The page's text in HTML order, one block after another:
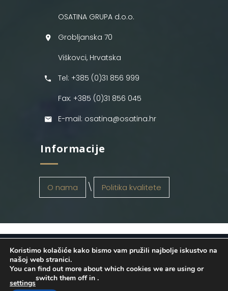
OSATINA GRUPA d.o.o.
Grobljanska 70
Viškovci, Hrvatska
Tel: +385 (0)31 856 999
Fax: +385 (0)31 856 045
E-mail: osatina@osatina.hr
Informacije
O nama Politika kvalitete
OSATINA GRUPA d.o.o. 2026
. Configured
byINFOS Osijek. Sva prava pridržana.
Koristimo kolačiće kako bismo vam pružili najbolje iskustvo na
našoj web stranici.
You can find out more about which cookies we are using or
switch them off in
settings
.